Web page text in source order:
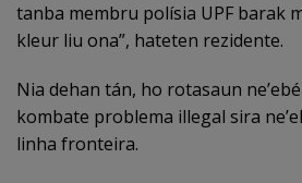
tanba membru polísia UPF barak
kleur liu ona”, hateten rezidente.
Nia dehan tán, ho rotasaun
kombate problema illegal sira
linha fronteira.